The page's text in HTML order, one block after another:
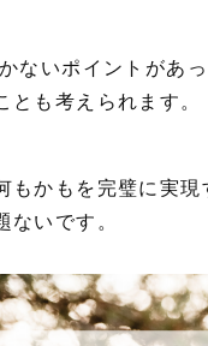
ないポイントがあ
とも考えられます。
もかもを完璧に実
ないです。